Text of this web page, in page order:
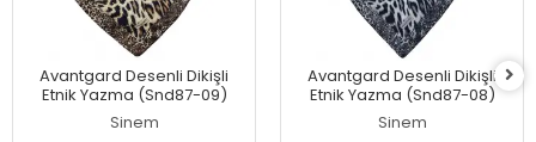
Avantgard Desenli Dikişli
Etnik Yazma (Snd87-09)
Sinem
Avantgard Desenli Dikişli
Etnik Yazma (Snd87-08)
Sinem